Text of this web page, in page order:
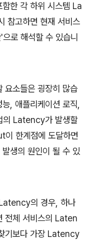
한 각 하위 시스템 La
참고하면 현재 서비스
로 해석할 수 있습니
소들은 굉장히 많습
, 애플리케이션 로직,
의 Latency가 발생할
한계점에 도달하면
생의 원인이 될 수 있
의 경우, 하나
전체 서비스의 Laten
기보다 가장 Latency